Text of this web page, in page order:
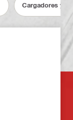
Cargadores y